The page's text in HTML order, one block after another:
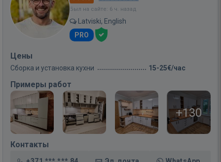
Был на сайте: 6 ч. назад
Latviski, English
PRO
Цены
Сборка и установка кухни 15-25€/час
Примеры работ
+130
Контакты